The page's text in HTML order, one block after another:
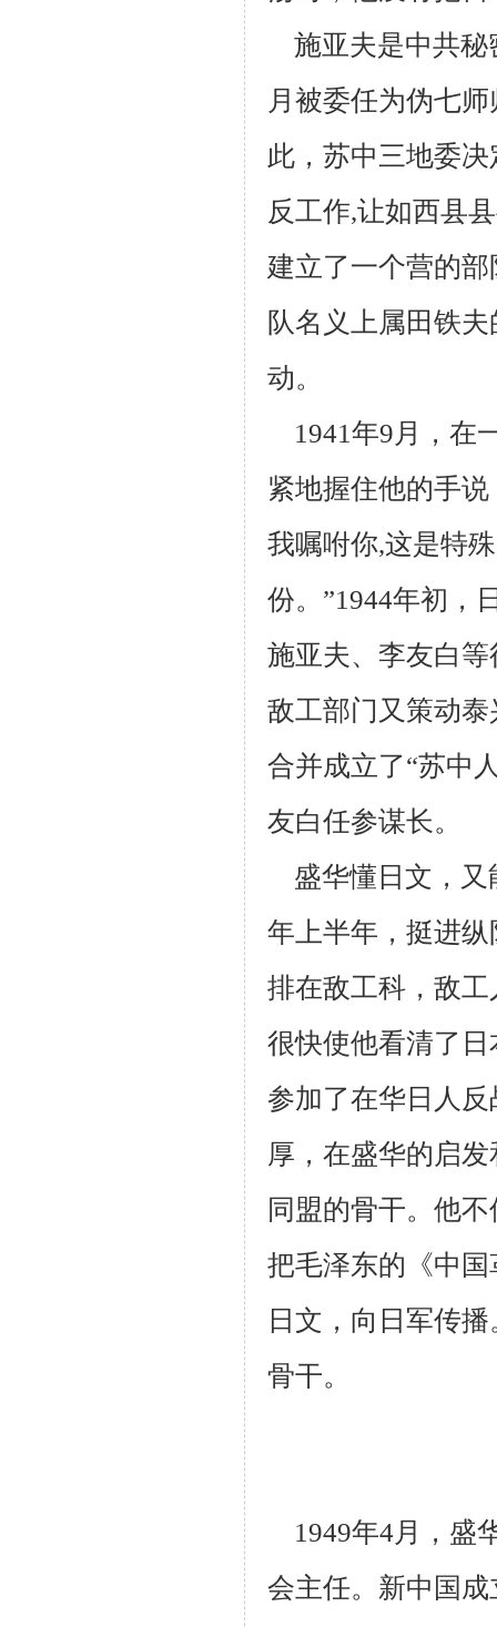
施亚夫是中共秘
月被委任为伪七
此，苏中三地委决
反工作,让如西县
建立了一个营的
队名义上属田铁
动。
1941年9月，在
紧地握住他的手
我嘱咐你,这是特
份。”1944年初，
施亚夫、李友白
敌工部门又策动
合并成立了“苏中
友白任参谋长。
盛华懂日文，又
年上半年，挺进
排在敌工科，敌工
很快使他看清了
参加了在华日人
厚，在盛华的启
同盟的骨干。他不
把毛泽东的 《中
日文，向日军传
骨干。
1949年4月，盛
会主任。新中国